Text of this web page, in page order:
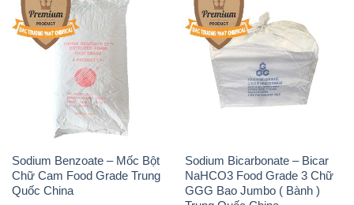
Sodium Benzoate – Mốc Bột
Chữ Cam Food Grade Trung
Quốc China
Sodium Bicarbonate – Bicar
NaHCO3 Food Grade 3 Chữ
GGG Bao Jumbo ( Bành )